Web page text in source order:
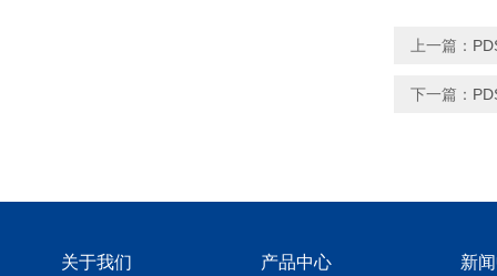
上一篇：
下一篇：
关于我们 产品中心 新